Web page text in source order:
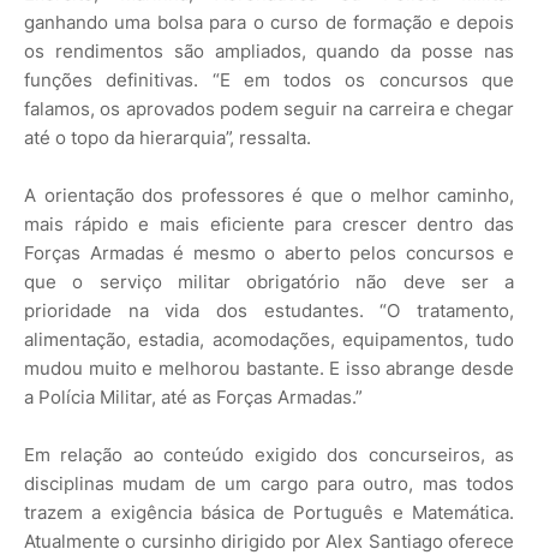
ganhando uma bolsa para o curso de formação e depois
os rendimentos são ampliados, quando da posse nas
funções definitivas. “E em todos os concursos que
falamos, os aprovados podem seguir na carreira e chegar
até o topo da hierarquia”, ressalta.
A orientação dos professores é que o melhor caminho,
mais rápido e mais eficiente para crescer dentro das
Forças Armadas é mesmo o aberto pelos concursos e
que o serviço militar obrigatório não deve ser a
prioridade na vida dos estudantes. “O tratamento,
alimentação, estadia, acomodações, equipamentos, tudo
mudou muito e melhorou bastante. E isso abrange desde
a Polícia Militar, até as Forças Armadas.”
Em relação ao conteúdo exigido dos concurseiros, as
disciplinas mudam de um cargo para outro, mas todos
trazem a exigência básica de Português e Matemática.
Atualmente o cursinho dirigido por Alex Santiago oferece